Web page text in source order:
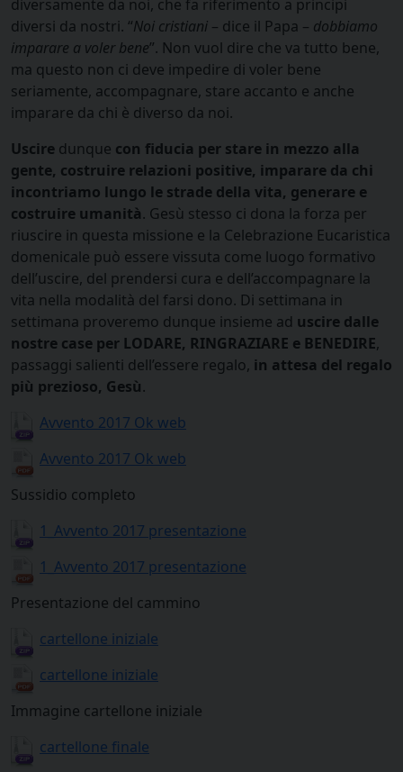
diversamente da noi, che fa riferimento a principi
diversi da nostri. “Noi cristiani – dice il Papa – dobbiamo
imparare a voler bene”. Non vuol dire che va tutto bene,
ma questo non ci deve impedire di voler bene
seriamente, accompagnare, stare accanto e anche
imparare da chi è diverso da noi.
Uscire dunque con fiducia per stare in mezzo alla
gente, costruire relazioni positive, imparare da chi
incontriamo lungo le strade della vita, generare e
costruire umanità. Gesù stesso ci dona la forza per
riuscire in questa missione e la Celebrazione Eucaristica
domenicale può essere vissuta come luogo formativo
dell’uscire, del prendersi cura e dell’accompagnare la
vita nella modalità del farsi dono. Di settimana in
settimana proveremo dunque insieme ad uscire dalle
nostre case per LODARE, RINGRAZIARE e BENEDIRE,
passaggi salienti dell’essere regalo, in attesa del regalo
più prezioso, Gesù.
Avvento 2017 Ok web
Avvento 2017 Ok web
Sussidio completo
1_Avvento 2017 presentazione
1_Avvento 2017 presentazione
Presentazione del cammino
cartellone iniziale
cartellone iniziale
Immagine cartellone iniziale
cartellone finale